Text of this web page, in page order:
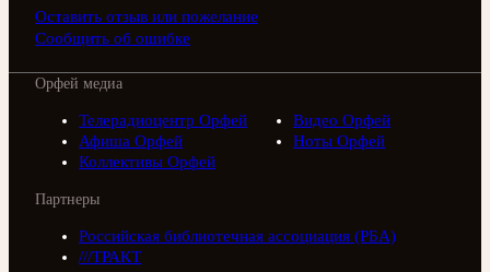
Оставить отзыв или пожелание
Сообщить об ошибке
Орфей медиа
Телерадиоцентр Орфей
Видео Орфей
Афиша Орфей
Ноты Орфей
Коллективы Орфей
Партнеры
Российская библиотечная ассоциация (РБА)
///ТРАКТ